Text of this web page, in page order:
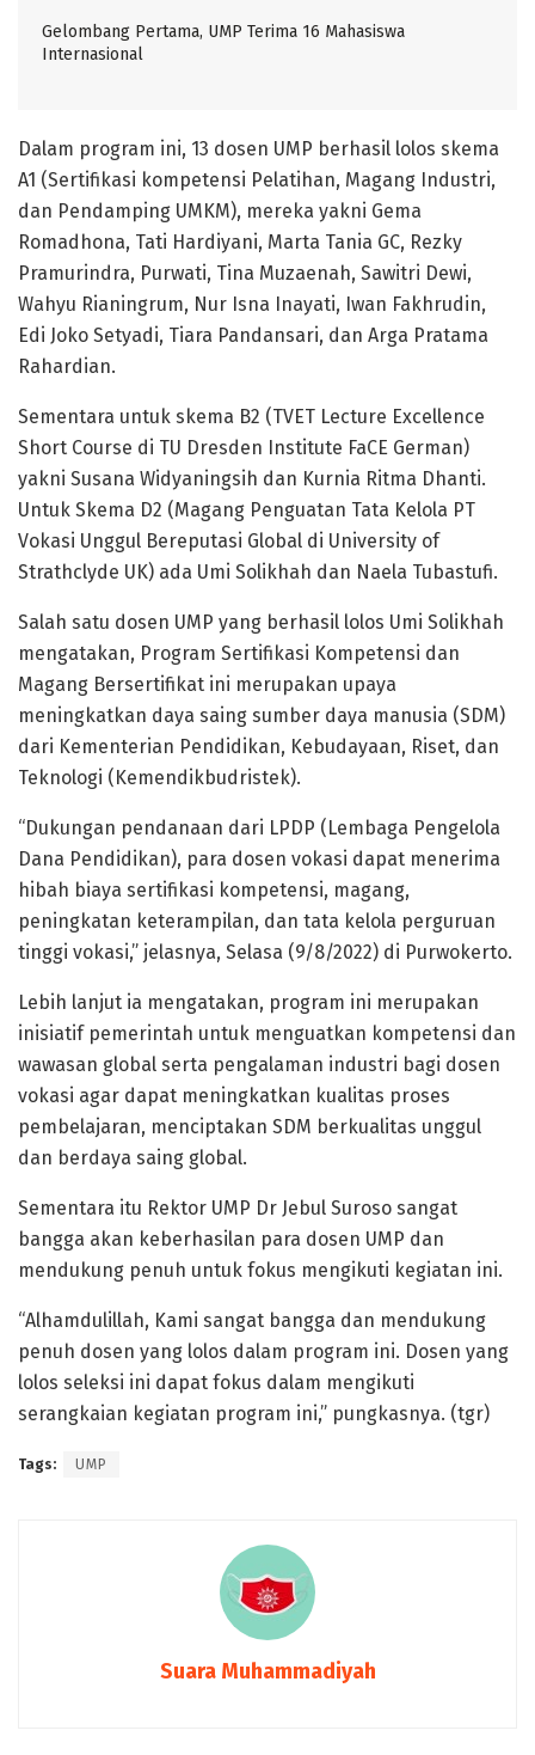
Gelombang Pertama, UMP Terima 16 Mahasiswa
Internasional
Dalam program ini, 13 dosen UMP berhasil lolos skema
A1 (Sertifikasi kompetensi Pelatihan, Magang Industri,
dan Pendamping UMKM), mereka yakni Gema
Romadhona, Tati Hardiyani, Marta Tania GC, Rezky
Pramurindra, Purwati, Tina Muzaenah, Sawitri Dewi,
Wahyu Rianingrum, Nur Isna Inayati, Iwan Fakhrudin,
Edi Joko Setyadi, Tiara Pandansari, dan Arga Pratama
Rahardian.
Sementara untuk skema B2 (TVET Lecture Excellence
Short Course di TU Dresden Institute FaCE German)
yakni Susana Widyaningsih dan Kurnia Ritma Dhanti.
Untuk Skema D2 (Magang Penguatan Tata Kelola PT
Vokasi Unggul Bereputasi Global di University of
Strathclyde UK) ada Umi Solikhah dan Naela Tubastufi.
Salah satu dosen UMP yang berhasil lolos Umi Solikhah
mengatakan, Program Sertifikasi Kompetensi dan
Magang Bersertifikat ini merupakan upaya
meningkatkan daya saing sumber daya manusia (SDM)
dari Kementerian Pendidikan, Kebudayaan, Riset, dan
Teknologi (Kemendikbudristek).
“Dukungan pendanaan dari LPDP (Lembaga Pengelola
Dana Pendidikan), para dosen vokasi dapat menerima
hibah biaya sertifikasi kompetensi, magang,
peningkatan keterampilan, dan tata kelola perguruan
tinggi vokasi,” jelasnya, Selasa (9/8/2022) di Purwokerto.
Lebih lanjut ia mengatakan, program ini merupakan
inisiatif pemerintah untuk menguatkan kompetensi dan
wawasan global serta pengalaman industri bagi dosen
vokasi agar dapat meningkatkan kualitas proses
pembelajaran, menciptakan SDM berkualitas unggul
dan berdaya saing global.
Sementara itu Rektor UMP Dr Jebul Suroso sangat
bangga akan keberhasilan para dosen UMP dan
mendukung penuh untuk fokus mengikuti kegiatan ini.
“Alhamdulillah, Kami sangat bangga dan mendukung
penuh dosen yang lolos dalam program ini. Dosen yang
lolos seleksi ini dapat fokus dalam mengikuti
serangkaian kegiatan program ini,” pungkasnya. (tgr)
Tags: UMP
Suara Muhammadiyah